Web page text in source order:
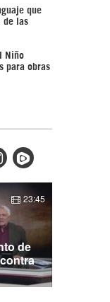
que
de las
Niño
para obras

de
23:45